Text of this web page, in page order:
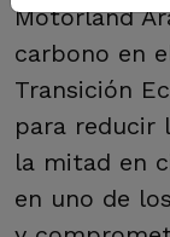
Motorland
carbono en
Transición
para reducir
la mitad en
en uno de